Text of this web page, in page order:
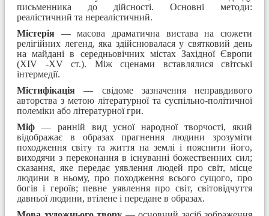
письменника до дійсності. Основні методи:
реалістичний та нереалістичний.
Містерія — масова драматична вистава на сюжети
релігійних легенд, яка здійснювалася у святковий день
на майдані в середньовічних містах Західної Європи
(XIV -XV ст.). Між сценами вставлялися світські
інтермедії.
Містифікація — свідоме зазначення неправдивого
авторства з метою літературної та суспільно-політичної
полеміки або літературної гри.
Міф — ранній вид усної народної творчості, який
відображає в образах прагнення людини зрозуміти
походження світу та життя на землі і пояснити його,
виходячи з переконання в існуванні божественних сил;
сказання, яке передає уявлення людей про світ, місце
людини в ньому, про походження всього сущого, про
богів і героїв; певне уявлення про світ, світовідчуття
давньої людини, втілене і передане в образах.